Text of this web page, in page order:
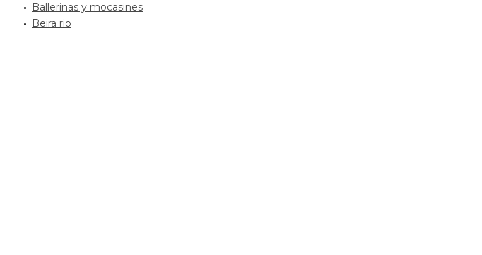
Ballerinas y mocasines
Beira rio